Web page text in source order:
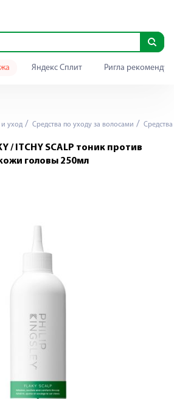
Яндекс Сплит Ригла
и уход Средства по уходу за волосами
/ ITCHY SCALP тоник против
головы 250мл